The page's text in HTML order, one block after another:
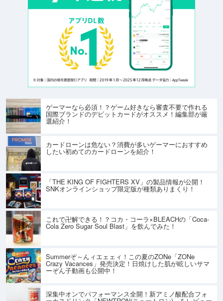
ゲーマーなら必須！？ゲーム好きなら審査不要で作れる
国際ブランドのデビットカードがオススメ！編集部が厳
選紹介！
カードローンは危ない？消費が多いゲーマーにおすすめ
したい初めてのカードローンを紹介！
「THE KING OF FIGHTERS XV」の製品情報が公開！
SNKオンラインショップ限定版が種類ありまくり！
これで卍解できる！？コカ・コーラ×BLEACHの「Coca-
Cola Zero Sugar Soul Blast」を飲んでみた！
Summerぞ～んィエェェィ！この夏のZONe「ZONe
Crazy Vacances」発売決定！日焼けした肌が眩しいサマ
ーぞん子動画も公開中！
深集中オンでパフォーマンス全開！新アミノ酸配合フォ